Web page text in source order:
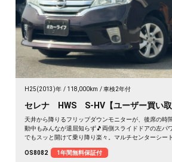
H25(2013)年 118,000km 車検2年付
セレナ HWS S-HV【ユーザー買い取
天井から降りるフリップダウンモニターが、後席の時
動中もみんなが退屈知らず🎵両側スライドドアの左パ
でもスッと開けて乗り降り楽々。マルチセンターシー
ごと1年保証付でどうぞ🚗✨💫👍
OS8082 1年間無料保証付